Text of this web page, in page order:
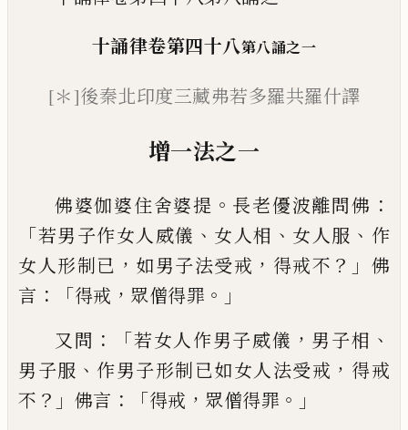
十誦律卷第四十八第八誦之一
[＊]後秦北印度三藏弗若多羅共羅什譯
增一法之一
佛婆伽婆住舍婆提 。 長老優波離問佛 ：
「若男子作女人威儀 、 女人相 、 女人服 、 作
女人形制已 ， 如男子法受戒 ， 得戒不 ？」 佛
言 ：「得戒 ， 眾僧得罪 。」
又問 ：「若女人作男子威儀 ， 男子相 、
男子服 、 作男子形制已如女人法受戒 ， 得戒
不 ？」 佛言 ：「得戒 ， 眾僧得罪 。」